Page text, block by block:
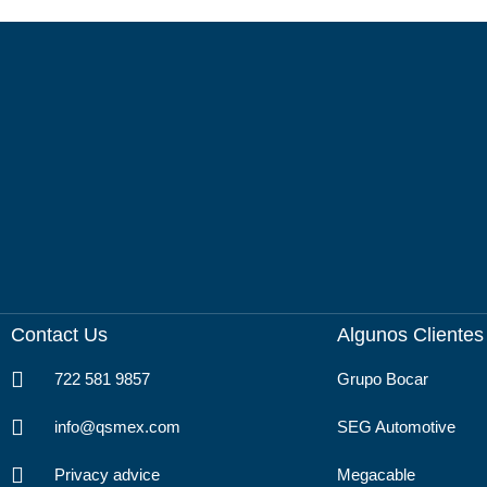
Contact Us
722 581 9857
info@qsmex.com
Privacy advice
Algunos Clientes
Grupo Bocar
SEG Automotive
Megacable